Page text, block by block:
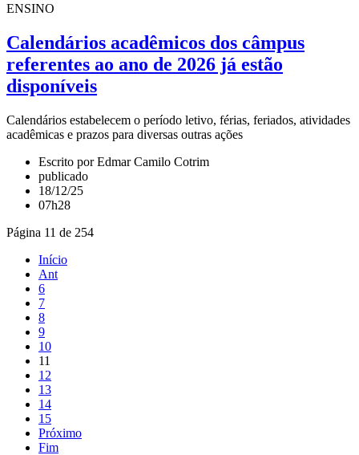
ENSINO
Calendários acadêmicos dos câmpus
referentes ao ano de 2026 já estão
disponíveis
Calendários estabelecem o período letivo, férias, feriados, atividades
acadêmicas e prazos para diversas outras ações
Escrito por Edmar Camilo Cotrim
publicado
18/12/25
07h28
Página 11 de 254
Início
Ant
6
7
8
9
10
11
12
13
14
15
Próximo
Fim